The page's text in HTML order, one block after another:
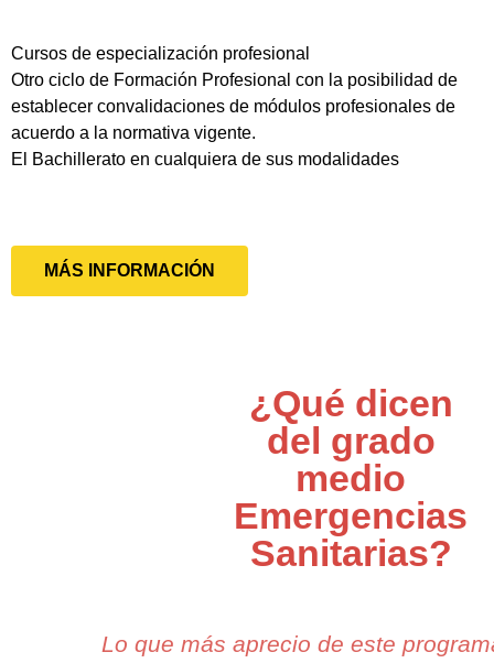
Cursos de especialización profesional
Otro ciclo de Formación Profesional con la posibilidad de
establecer convalidaciones de módulos profesionales de
acuerdo a la normativa vigente.
El Bachillerato en cualquiera de sus modalidades
MÁS INFORMACIÓN
¿Qué dicen
del grado
medio
Emergencias
Sanitarias?
Lo que más aprecio de este